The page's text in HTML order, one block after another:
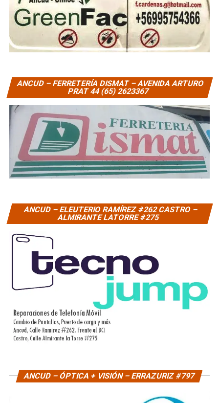
ANCUD – FERRETERÍA DISMAT – AVENIDA ARTURO
PRAT 44 (65) 2623367
ANCUD – ELEUTERIO RAMÍREZ #262 CASTRO –
ALMIRANTE LATORRE #275
ANCUD – ÓPTICA + VISIÓN – ERRAZURIZ #797